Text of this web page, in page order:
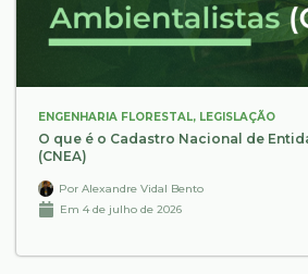
ENGENHARIA FLORESTAL, LEGISLAÇÃO
O que é o Cadastro Nacional de
(CNEA)
Por Alexandre Vidal Bento
Em 4 de julho de 2026